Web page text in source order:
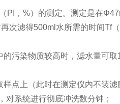
PI，%）的测定。测定是在
次滤得500ml水所需的时间Tf
污染物质较高时，滤水量可
点上（此时在测定仪内不装滤
对系统进行彻底冲洗数分钟；